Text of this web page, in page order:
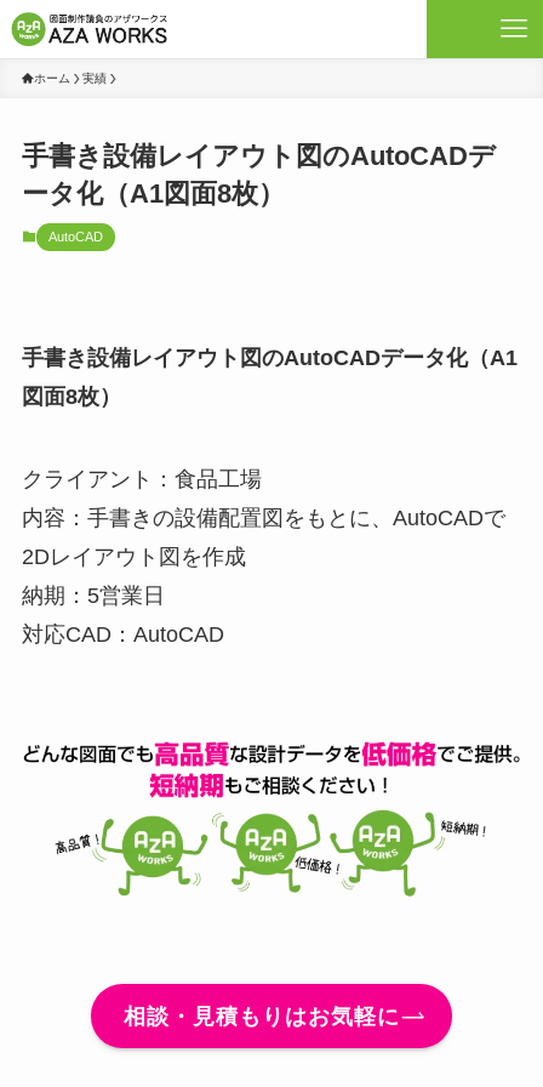
ホーム 実績
手書き設備レイアウト図のAutoCADデ
ータ化（A1図面8枚）
AutoCAD
手書き設備レイアウト図のAutoCADデータ化（A1
図面8枚）
クライアント：食品工場
内容：手書きの設備配置図をもとに、AutoCADで
2Dレイアウト図を作成
納期：5営業日
対応CAD：AutoCAD
相談・見積もりはお気軽に